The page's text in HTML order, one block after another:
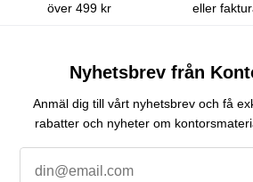
över 499 kr
eller
Nyhetsbrev från
Anmäl dig till vårt nyhetsbrev och få
rabatter och nyheter om